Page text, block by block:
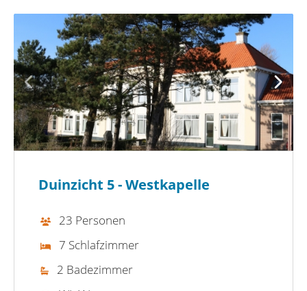
Duinzicht 5 - Westkapelle
23 Personen
7 Schlafzimmer
2 Badezimmer